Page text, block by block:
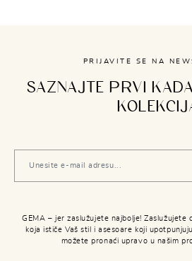
PRIJAVITE SE NA
SAZNAJTE PRVI
GEMA – jer zaslužujete najbolje! Zaslužujete
koja ističe Vaš stil i asesoare koji
možete pronaći upravo u našim